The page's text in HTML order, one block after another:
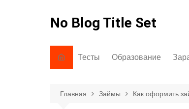
No Blog Title Set
Тесты
На грамотность
Образование
Как писать
Главная Займы Как оформить